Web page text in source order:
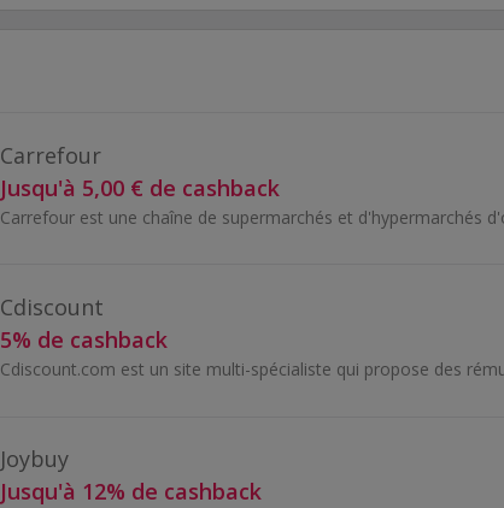
Carrefour
Jusqu'à 5,00 € de cashback
Cdiscount
5% de cashback
Joybuy
Jusqu'à 12% de cashback